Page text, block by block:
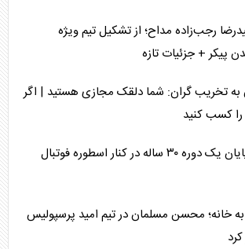
رجب‌زاده مداح؛ از تشکیل تیم ویژه
پیکر + جزئیات تازه
به تخریب گران: شما دلقک مجازی هستید | اگر
کسب کنید
درگذشت مسی؛ پایان یک دوره ۳۰ ساله در کنار اسطوره فوتبال
خانه؛ محسن مسلمان در تیم امید پرسپولیس